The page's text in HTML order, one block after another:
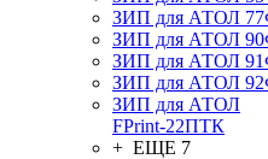
ЗИП для АТОЛ
ЗИП для АТОЛ
ЗИП для АТОЛ
ЗИП для АТОЛ
ЗИП для АТОЛ
FPrint-22ПТК
+ ЕЩЕ 7